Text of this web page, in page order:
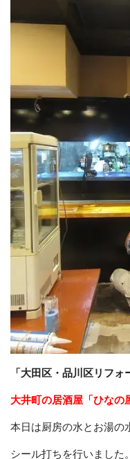
「大田区・品川区リフォ
大井町の居酒屋「ひなの
本日は厨房の水とお湯の
シール打ちを行いました。